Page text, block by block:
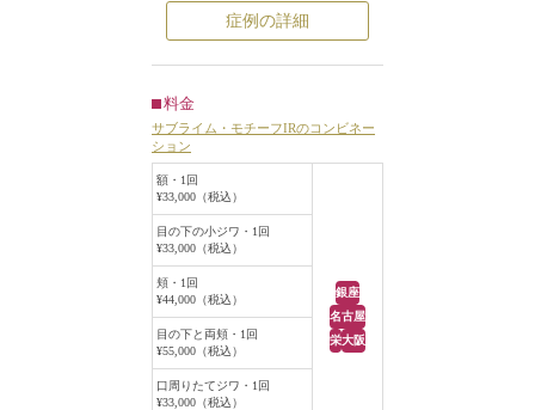
れなどのダウンタイムがほとんどな
く数回に分けて少しずつシミを薄く
極力無い治療をご希望でした。
トリニティプラス3回を行うことと
なりました。
毎回、シミの反応具合を見ながら、
光の強さを変えて何度か重ねて照射
しました。
していた茶色いシミが薄くなりまし
た。
透明感がでました。
完全にとれたわけではないですが、
シミはかなり薄くなりました。
症例の詳細
料金
サブライム・モチーフIRのコンビネー
ション
額・1回
¥33,000（税込）
銀座
名古屋
栄大阪
目の下の小ジワ・1回
¥33,000（税込）
頬・1回
¥44,000（税込）
目の下と両頬・1回
¥55,000（税込）
口周りたてジワ・1回
¥33,000（税込）